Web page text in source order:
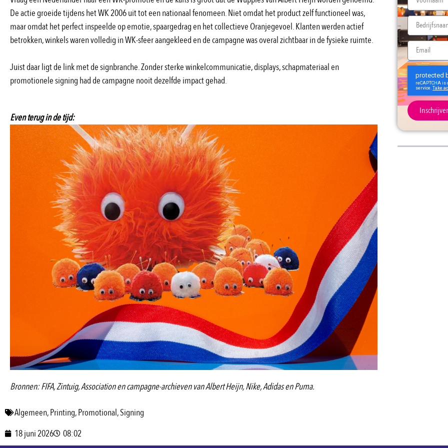
De actie groeide tijdens het WK 2006 uit tot een nationaal fenomeen. Niet omdat het product zelf functioneel was,
maar omdat het perfect inspeelde op emotie, spaargedrag en het collectieve Oranjegevoel. Klanten werden actief
betrokken, winkels waren volledig in WK-sfeer aangekleed en de campagne was overal zichtbaar in de fysieke ruimte.
Juist daar ligt de link met de signbranche. Zonder sterke winkelcommunicatie, displays, schapmateriaal en
promotionele signing had de campagne nooit dezelfde impact gehad.
Even terug in de tijd:
Bronnen: FIFA, Zintuig, Association en campagne-archieven van Albert Heijn, Nike, Adidas en Puma.
Algemeen,Printing,Promotional,Signing
18 juni 2026
08:02